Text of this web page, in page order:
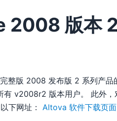
版本 2
整版 2008 发布版 2 系列产品
有 v2008r2 版本用户。 此外
下网址：Altova 软件下载页面